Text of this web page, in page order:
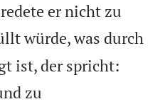
er nicht zu
würde, was durch
ist, der spricht:
zu